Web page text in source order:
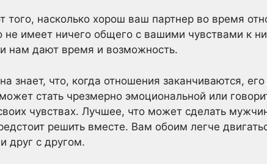
того, насколько хорош ваш партнер во время
не имеет ничего общего с вашими чувствами к
нам дают время и возможность.
знает, что, когда отношения заканчиваются,
стать чрезмерно эмоциональной или
чувствах. Лучшее, что может сделать
решить вместе. Вам обоим легче
друг с другом.